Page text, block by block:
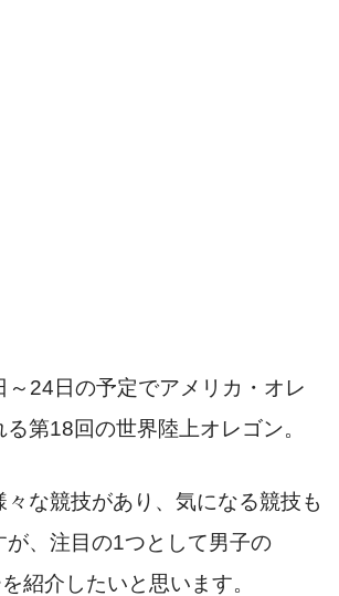
24日の予定でアメリカ・オレ
第18回の世界陸上オレゴン。
な競技があり、気になる競技も
が、注目の1つとして男子の
紹介したいと思います。